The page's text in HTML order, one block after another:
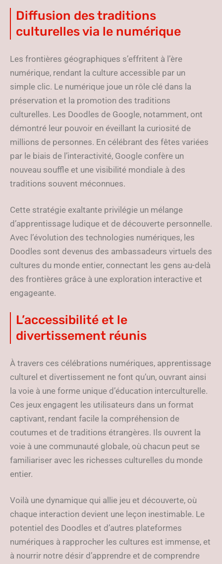
Diffusion des traditions
culturelles via le numérique
Les frontières géographiques s’effritent à l’ère
numérique, rendant la culture accessible par un
simple clic. Le numérique joue un rôle clé dans la
préservation et la promotion des traditions
culturelles. Les Doodles de Google, notamment, ont
démontré leur pouvoir en éveillant la curiosité de
millions de personnes. En célébrant des fêtes variées
par le biais de l’interactivité, Google confère un
nouveau souffle et une visibilité mondiale à des
traditions souvent méconnues.
Cette stratégie exaltante privilégie un mélange
d’apprentissage ludique et de découverte personnelle.
Avec l’évolution des technologies numériques, les
Doodles sont devenus des ambassadeurs virtuels des
cultures du monde entier, connectant les gens au-delà
des frontières grâce à une exploration interactive et
engageante.
L’accessibilité et le
divertissement réunis
À travers ces célébrations numériques, apprentissage
culturel et divertissement ne font qu’un, ouvrant ainsi
la voie à une forme unique d’éducation interculturelle.
Ces jeux engagent les utilisateurs dans un format
captivant, rendant facile la compréhension de
coutumes et de traditions étrangères. Ils ouvrent la
voie à une communauté globale, où chacun peut se
familiariser avec les richesses culturelles du monde
entier.
Voilà une dynamique qui allie jeu et découverte, où
chaque interaction devient une leçon inestimable. Le
potentiel des Doodles et d’autres plateformes
numériques à rapprocher les cultures est immense, et
à nourrir notre désir d’apprendre et de comprendre